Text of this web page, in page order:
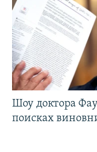
Шоу доктора
поисках